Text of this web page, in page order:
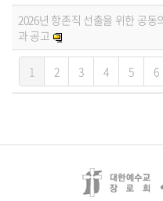
2026년 항존직 선출을 위한 공동
과 공고
1 2 3 4 5 6